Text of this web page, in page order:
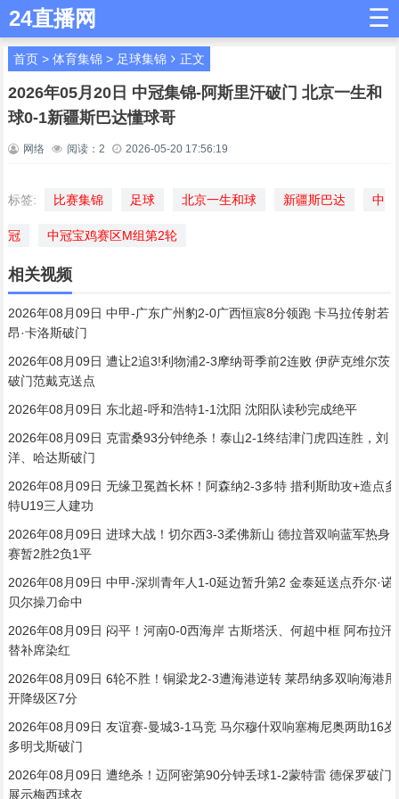
24直播网 ☰
首页> 体育集锦> 足球集锦 正文
2026年05月20日 中冠集锦-阿斯里汗破门 北京一生和
球0-1新疆斯巴达懂球哥
网络 阅读： 2 2026-05-20 17:56:19
标签: 比赛集锦 足球 北京一生和球 新疆斯巴达 中
冠 中冠宝鸡赛区M组第2轮
相关视频
2026年08月09日 中甲-广东广州豹2-0广西恒宸8分领跑 卡马拉传射若
昂·卡洛斯破门
2026年08月09日 遭让2追3!利物浦2-3摩纳哥季前2连败 伊萨克维尔茨
破门范戴克送点
2026年08月09日 东北超-呼和浩特1-1沈阳 沈阳队读秒完成绝平
2026年08月09日 克雷桑93分钟绝杀！泰山2-1终结津门虎四连胜，刘
洋、哈达斯破门
2026年08月09日 无缘卫冕酋长杯！阿森纳2-3多特 措利斯助攻+造点多
特U19三人建功
2026年08月09日 进球大战！切尔西3-3柔佛新山 德拉普双响蓝军热身
赛暂2胜2负1平
2026年08月09日 中甲-深圳青年人1-0延边暂升第2 金泰延送点乔尔·诺
贝尔操刀命中
2026年08月09日 闷平！河南0-0西海岸 古斯塔沃、何超中框 阿布拉汗
替补席染红
2026年08月09日 6轮不胜！铜梁龙2-3遭海港逆转 莱昂纳多双响海港甩
开降级区7分
2026年08月09日 友谊赛-曼城3-1马竞 马尔穆什双响塞梅尼奥两助16岁
多明戈斯破门
2026年08月09日 遭绝杀！迈阿密第90分钟丢球1-2蒙特雷 德保罗破门
展示梅西球衣